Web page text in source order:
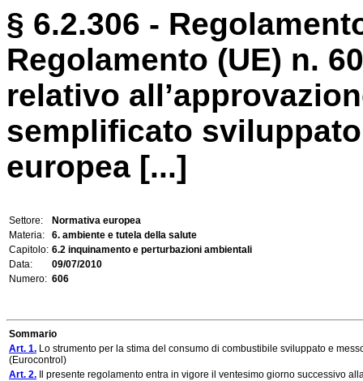
§ 6.2.306 -
Regolamento (UE) n.
relativo
semplificato
europea [...]
Settore:
Normativa europea
Materia:
6. ambiente e tutela della salute
Capitolo: 6.2 inquinamento e perturbazioni ambientali
Data:
09/07/2010
Numero: 606
Sommario
Art. 1. Lo strumento per la stima del consumo di combustibile sviluppato e
(Eurocontrol)
Art. 2. Il presente regolamento entra in vigore il ventesimo giorno successivo